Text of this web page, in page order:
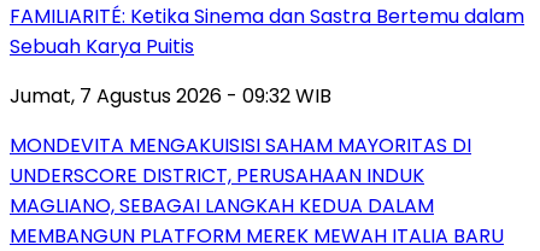
FAMILIARITÉ: Ketika Sinema dan Sastra Bertemu dalam
Sebuah Karya Puitis
Jumat, 7 Agustus 2026 - 09:32 WIB
MONDEVITA MENGAKUISISI SAHAM MAYORITAS DI
UNDERSCORE DISTRICT, PERUSAHAAN INDUK
MAGLIANO, SEBAGAI LANGKAH KEDUA DALAM
MEMBANGUN PLATFORM MEREK MEWAH ITALIA BARU